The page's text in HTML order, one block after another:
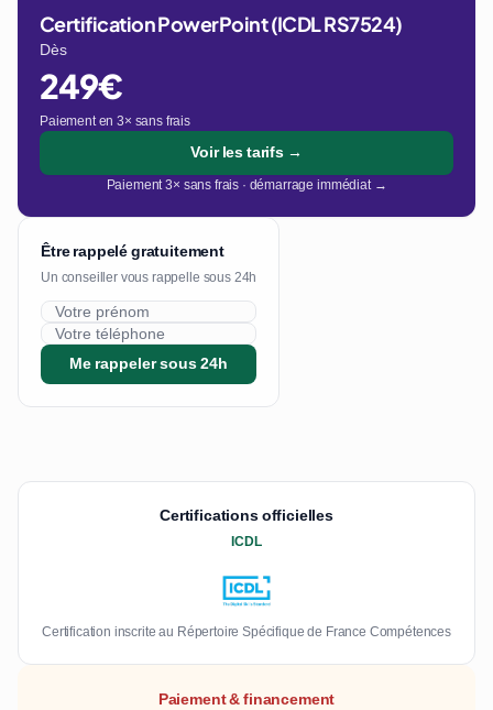
Certification PowerPoint (ICDL RS7524)
Dès
249€
Paiement en 3× sans frais
Voir les tarifs →
Paiement 3× sans frais · démarrage immédiat →
Être rappelé gratuitement
Un conseiller vous rappelle sous 24h
Me rappeler sous 24h
Certifications officielles
ICDL
Certification inscrite au Répertoire Spécifique de France Compétences
Paiement & financement